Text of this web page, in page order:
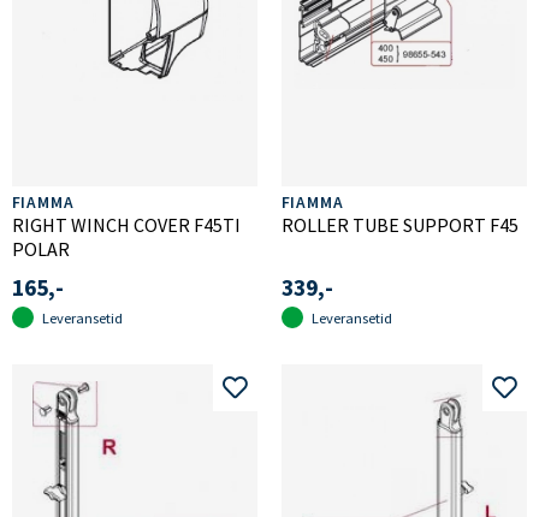
FIAMMA
RIGHT WINCH COVER F45TI
POLAR
165,-
Leveransetid
FIAMMA
ROLLER TUBE SUPPORT F45
339,-
Leveransetid